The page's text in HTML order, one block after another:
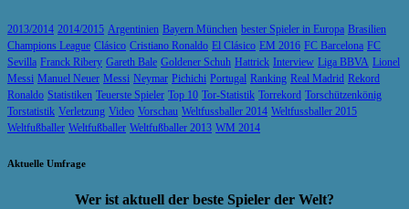
2013/2014 2014/2015 Argentinien Bayern München bester Spieler in Europa Brasilien
Champions League Clásico Cristiano Ronaldo El Clásico EM 2016 FC Barcelona FC
Sevilla Franck Ribery Gareth Bale Goldener Schuh Hattrick Interview Liga BBVA Lionel
Messi Manuel Neuer Messi Neymar Pichichi Portugal Ranking Real Madrid Rekord
Ronaldo Statistiken Teuerste Spieler Top 10 Tor-Statistik Torrekord Torschützenkönig
Torstatistik Verletzung Video Vorschau Weltfussballer 2014 Weltfussballer 2015
Weltfußballer Weltfußballer Weltfußballer 2013 WM 2014
Aktuelle Umfrage
Wer ist aktuell der beste Spieler der Welt?